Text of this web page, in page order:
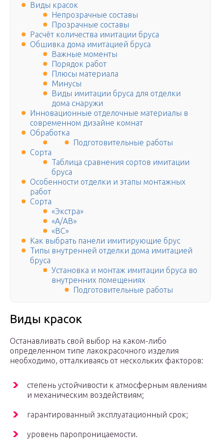
Виды красок
Непрозрачные составы
Прозрачные составы
Расчёт количества имитации бруса
Обшивка дома имитацией бруса
Важные моменты
Порядок работ
Плюсы материала
Минусы
Виды имитации бруса для отделки
дома снаружи
Инновационные отделочные материалы в
современном дизайне комнат
Обработка
Подготовительные работы
Сорта
Таблица сравнения сортов имитации
бруса
Особенности отделки и этапы монтажных
работ
Сорта
«Экстра»
«А/AB»
«BC»
Как выбрать панели имитирующие брус
Типы внутренней отделки дома имитацией
бруса
Установка и монтаж имитации бруса во
внутренних помещениях
Подготовительные работы
Виды красок
Останавливать свой выбор на каком-либо
определенном типе лакокрасочного изделия
необходимо, отталкиваясь от нескольких факторов:
степень устойчивости к атмосферным явлениям
и механическим воздействиям;
гарантированный эксплуатационный срок;
уровень паропроницаемости.